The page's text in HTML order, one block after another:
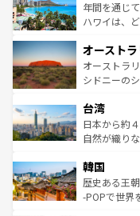
着のスイス
ンメントが
西部には大
部のニュー
文化が魅力
しみながら
ならではの贅沢な旅
情報はコン
年間を通じ
ハワイは、
ワイ島は見
島だが、静
おすすめ。
れるおもて
人々、おい
ク、伝統的
ワイを、存分に味わっ
はコンテン
オースト
オーストラ
シドニーの
リアリーフ
ク）、タス
ど、見どこ
いる。アク
ビング、ハ
い。オース
台湾
日本から約
自然が織り
ン）、静ひ
と山間の静
驚きをもた
韓国
歴史ある王
-POPで世界